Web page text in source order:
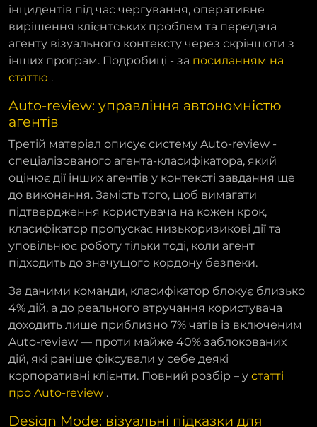
інцидентів під час чергування, оперативне
вирішення клієнтських проблем та передача
агенту візуального контексту через скріншоти з
інших програм. Подробиці - за посиланням на
статтю .
Auto-review: управління автономністю
агентів
Третій матеріал описує систему Auto-review -
спеціалізованого агента-класифікатора, який
оцінює дії інших агентів у контексті завдання ще
до виконання. Замість того, щоб вимагати
підтвердження користувача на кожен крок,
класифікатор пропускає низькоризикові дії та
уповільнює роботу тільки тоді, коли агент
підходить до значущого кордону безпеки.
За даними команди, класифікатор блокує близько
4% дій, а до реального втручання користувача
доходить лише приблизно 7% чатів із включеним
Auto-review — проти майже 40% заблокованих
дій, які раніше фіксували у себе деякі
корпоративні клієнти. Повний розбір – у статті
про Auto-review .
Design Mode: візуальні підказки для